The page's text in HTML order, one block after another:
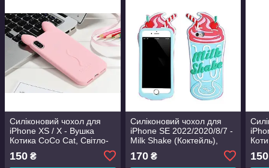
Силіконовий чохол для
iPhone XS / X - Вушка
Котика CoCo Cat, Світло-
150 ₴
Силіконовий чохол для
iPhone SE 2022/2020/8/7 -
Milk Shake (Коктейль),
170₴ 150